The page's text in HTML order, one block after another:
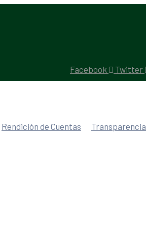
Facebook Twitter
Rendición de Cuentas Transparencia